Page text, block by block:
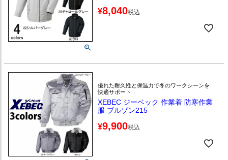
¥8,040税込
優れた耐久性と保温力で冬のワークシーンを
快適サポート
XEBEC ジーベック 作業着 防寒作業
服 ブルゾン215
¥9,900税込